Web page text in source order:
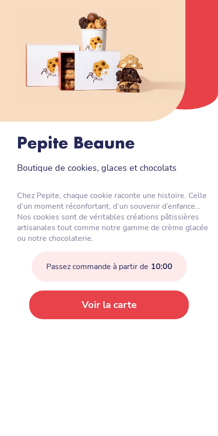
Pepite Beaune
Boutique de cookies, glaces et chocolats
Chez Pepite, chaque cookie raconte une histoire. Celle
d’un moment réconfortant, d’un souvenir d’enfance…
Nos cookies sont de véritables créations pâtissières
artisanales tout comme notre gamme de crème glacée
ou notre chocolaterie.
Passez commande à partir de 10:00
Voir la carte